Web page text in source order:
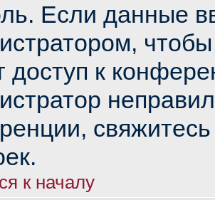
Если данные
доступ к
к началу